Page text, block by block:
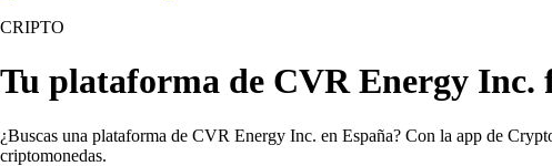
CRIPTO
Tu plataforma de CVR Energy Inc.
¿Buscas una plataforma de CVR Energy Inc. en España? Con la app de
criptomonedas.